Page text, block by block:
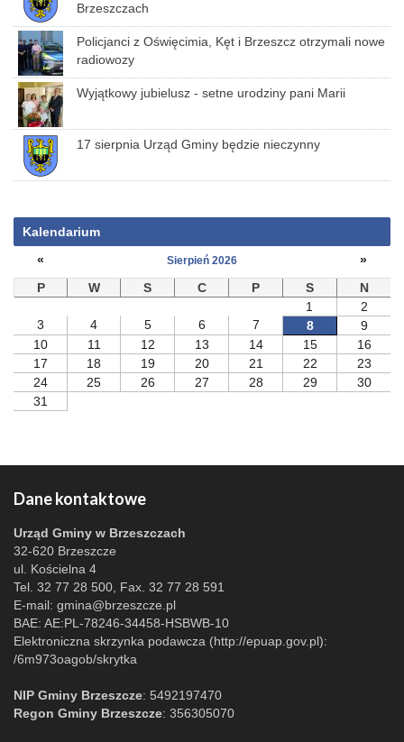
Brzeszczach
Policjanci z Oświęcimia, Kęt i Brzeszcz otrzymali nowe
radiowozy
Wyjątkowy jubielusz - setne urodziny pani Marii
17 sierpnia Urząd Gminy będzie nieczynny
Kalendarium
«
Sierpień 2026
»
P
W S C P S
N
1
2
3
4 5 6 7 8
9
10
11 12 13 14 15
16
17
18 19 20 21 22
23
24
25 26 27 28 29
30
31
Dane kontaktowe
Urząd Gminy w Brzeszczach
32-620 Brzeszcze
ul. Kościelna 4
Tel. 32 77 28 500, Fax. 32 77 28 591
E-mail: gmina@brzeszcze.pl
BAE: AE:PL-78246-34458-HSBWB-10
Elektroniczna skrzynka podawcza (http://epuap.gov.pl):
/6m973oagob/skrytka
NIP Gminy Brzeszcze: 5492197470
Regon Gminy Brzeszcze: 356305070